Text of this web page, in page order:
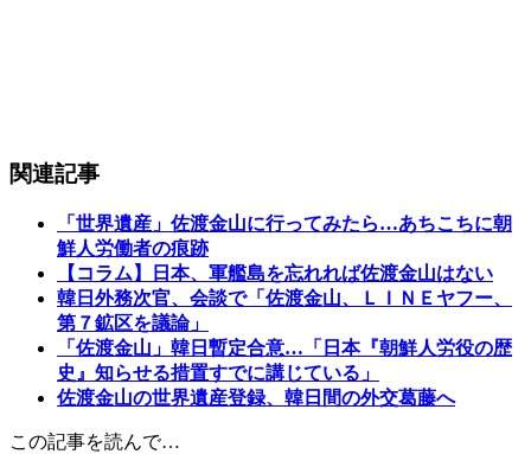
関連記事
「世界遺産」佐渡金山に行ってみたら…あちこちに朝
鮮人労働者の痕跡
【コラム】日本、軍艦島を忘れれば佐渡金山はない
韓日外務次官、会談で「佐渡金山、ＬＩＮＥヤフー、
第７鉱区を議論」
「佐渡金山」韓日暫定合意…「日本『朝鮮人労役の歴
史』知らせる措置すでに講じている」
佐渡金山の世界遺産登録、韓日間の外交葛藤へ
この記事を読んで…